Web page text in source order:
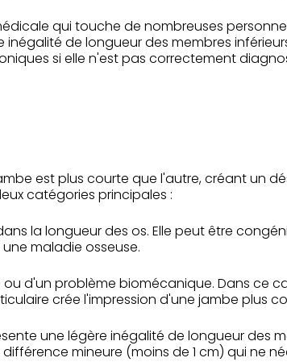
qui touche de nombreuses
de longueur des membres
si elle n'est pas correctement
est plus courte que l'autre, créant un
catégories principales :
la longueur des os. Elle peut être
maladie osseuse.
d'un problème biomécanique. Dans ce
crée l'impression d'une jambe plus
une légère inégalité de longueur des
mineure (moins de 1 cm) qui ne